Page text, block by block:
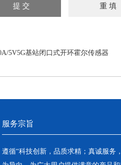
5V5G基站闭口式开环霍尔传感器
服务宗旨
遵循“科技创新，品质求精；真诚服务